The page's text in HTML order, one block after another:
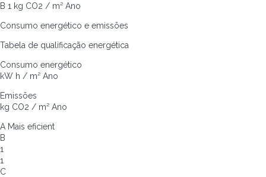
B 1 kg CO2 / m² Ano
Consumo energético e emissões
Tabela de qualificação energética
Consumo energético
kW h / m² Ano
Emissões
kg CO2 / m² Ano
A Mais eficient
B
1
1
C